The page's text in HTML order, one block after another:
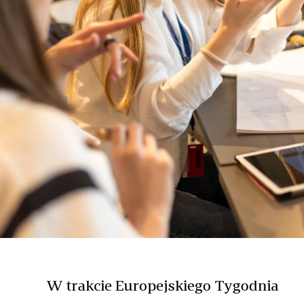
W trakcie Europejskiego Tygodnia